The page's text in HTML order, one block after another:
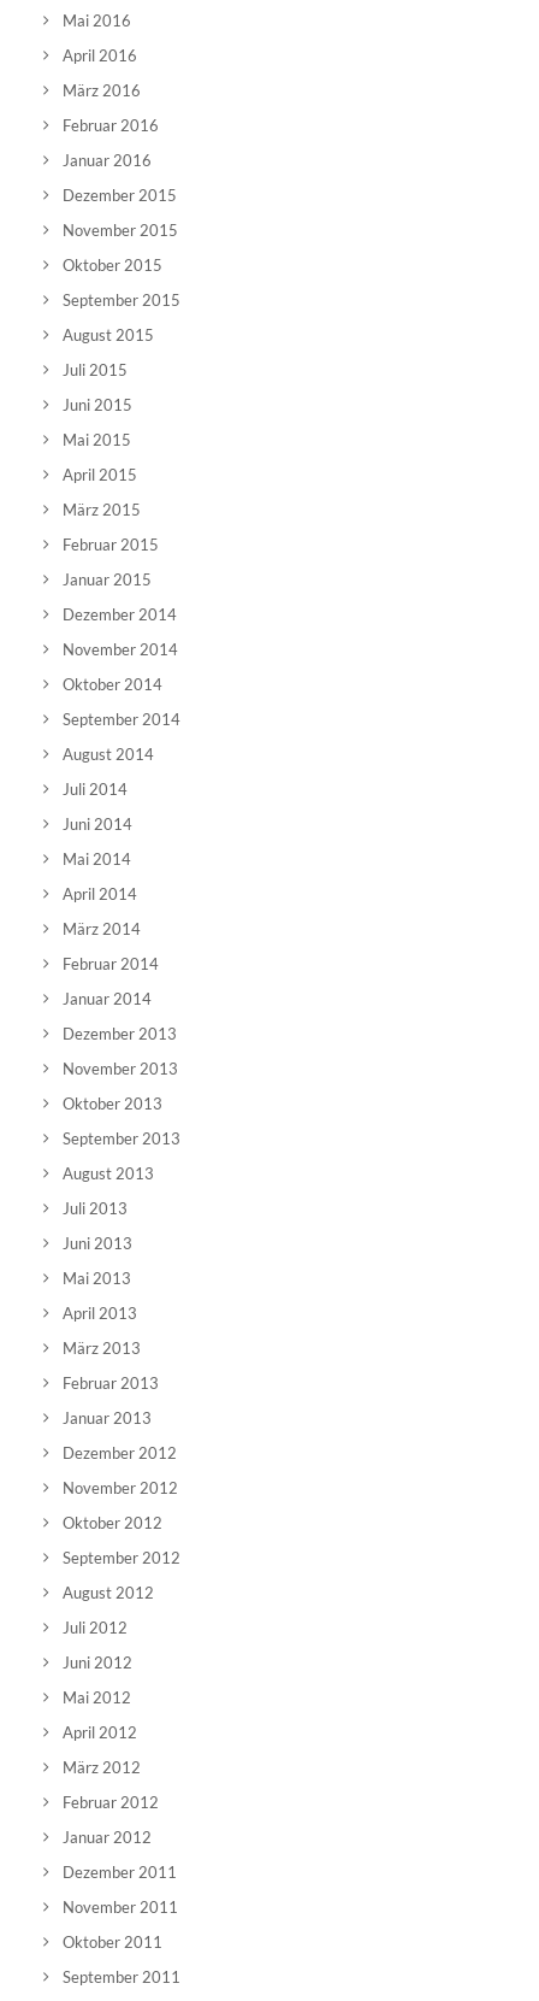
Mai 2016
April 2016
März 2016
Februar 2016
Januar 2016
Dezember 2015
November 2015
Oktober 2015
September 2015
August 2015
Juli 2015
Juni 2015
Mai 2015
April 2015
März 2015
Februar 2015
Januar 2015
Dezember 2014
November 2014
Oktober 2014
September 2014
August 2014
Juli 2014
Juni 2014
Mai 2014
April 2014
März 2014
Februar 2014
Januar 2014
Dezember 2013
November 2013
Oktober 2013
September 2013
August 2013
Juli 2013
Juni 2013
Mai 2013
April 2013
März 2013
Februar 2013
Januar 2013
Dezember 2012
November 2012
Oktober 2012
September 2012
August 2012
Juli 2012
Juni 2012
Mai 2012
April 2012
März 2012
Februar 2012
Januar 2012
Dezember 2011
November 2011
Oktober 2011
September 2011